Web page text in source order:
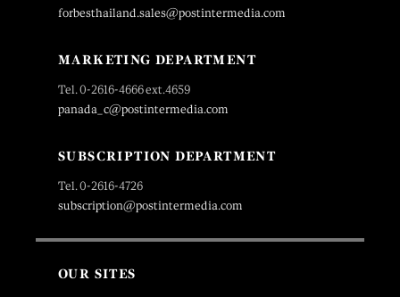
forbesthailand.sales@postintermedia.com
MARKETING DEPARTMENT
Tel. 0-2616-4666 ext.4659
panada_c@postintermedia.com
SUBSCRIPTION DEPARTMENT
Tel. 0-2616-4726
subscription@postintermedia.com
OUR SITES